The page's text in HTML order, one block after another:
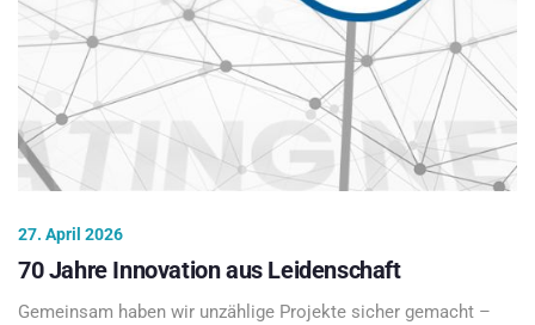
27. April 2026
70 Jahre Innovation aus Leidenschaft
Gemeinsam haben wir unzählige Projekte sicher gemacht –